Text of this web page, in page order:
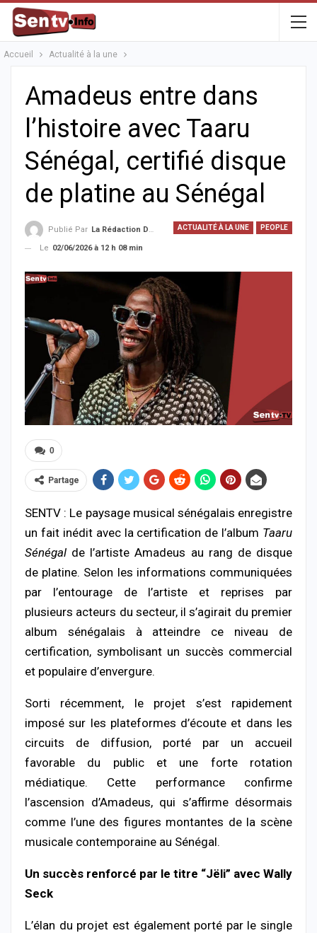
Accueil Actualité à la une
Amadeus entre dans
l’histoire avec Taaru
Sénégal, certifié disque
de platine au Sénégal
ACTUALITÉ À LA UNE PEOPLE
Publié Par La Rédaction De La SenTV.info
Le 02/06/2026 à 12 h 08 min
0
Partage
SENTV : Le paysage musical sénégalais enregistre
un fait inédit avec la certification de l’album Taaru
Sénégal de l’artisteAmadeus au rang de disque
de platine. Selon les informations communiquées
par l’entourage de l’artiste et reprises par
plusieurs acteurs du secteur, il s’agirait du premier
album sénégalais à atteindre ce niveau de
certification, symbolisant un succès commercial
et populaire d’envergure.
Sorti récemment, le projet s’est rapidement
imposé sur les plateformes d’écoute et dans les
circuits de diffusion, porté par un accueil
favorable du public et une forte rotation
médiatique. Cette performance confirme
l’ascension d’Amadeus, qui s’affirme désormais
comme l’une des figures montantes de la scène
musicale contemporaine au Sénégal.
Un succès renforcé par le titre “Jëli” avec Wally
Seck
L’élan du projet est également porté par le single